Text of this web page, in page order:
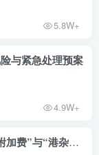
5.8W+
与紧急处理预案
4.9W+
危险品拼柜费用拆解：为什么会有“危险品附加费”与“港杂费”？